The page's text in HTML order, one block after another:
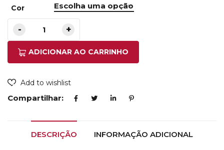
Cor
ADICIONAR AO CARRINHO
Add to wishlist
Compartilhar:
DESCRIÇÃO INFORMAÇÃO ADICIONAL